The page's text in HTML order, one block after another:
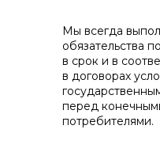
Мы всегда
обязательства
в срок и в
в договорах
перед
потребителями.